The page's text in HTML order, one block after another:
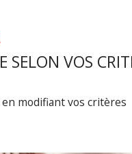
VOS
modifiant vos critères